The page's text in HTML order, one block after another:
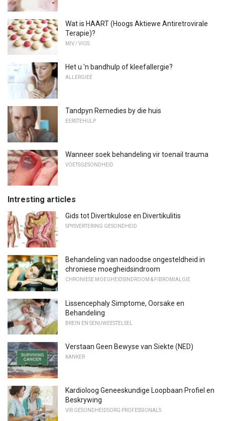
Wat is HAART (Hoogs Aktiewe Antiretrovirale
Terapie)?
MIV / VIGS
Het u 'n bandhulp of kleefallergie?
ALLERGIEË
Tandpyn Remedies by die huis
EERSTEHULP
Wanneer soek behandeling vir toenail trauma
VOETSGESONDHEID
Intresting articles
Gids tot Divertikulose en Divertikulitis
SPYSVERTERING GESONDHEID
Behandeling van nadoodse ongesteldheid in
chroniese moegheidsindroom
CHRONIESE MOEGHEIDSINDROOM & FIBROMIALGIE
Lissencephaly Simptome, Oorsake en
Behandeling
BREIN EN SENUWEESTELSEL
Verstaan ​​Geen Bewyse van Siekte (NED)
KANKER
Kardioloog Geneeskundige Loopbaan Profiel en
Beskrywing
VIR GESONDHEIDSORG PROFESSIONALS